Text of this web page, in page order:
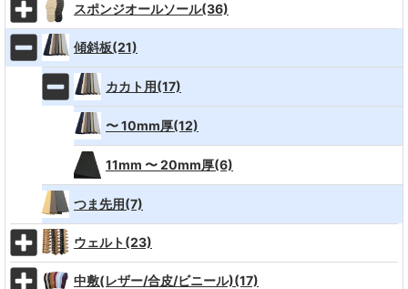
スポンジオールソール(36)
傾斜板(21)
カカト用(17)
〜 10mm厚(12)
11mm 〜 20mm厚(6)
つま先用(7)
ウェルト(23)
中敷(レザー/合皮/ビニール)(17)